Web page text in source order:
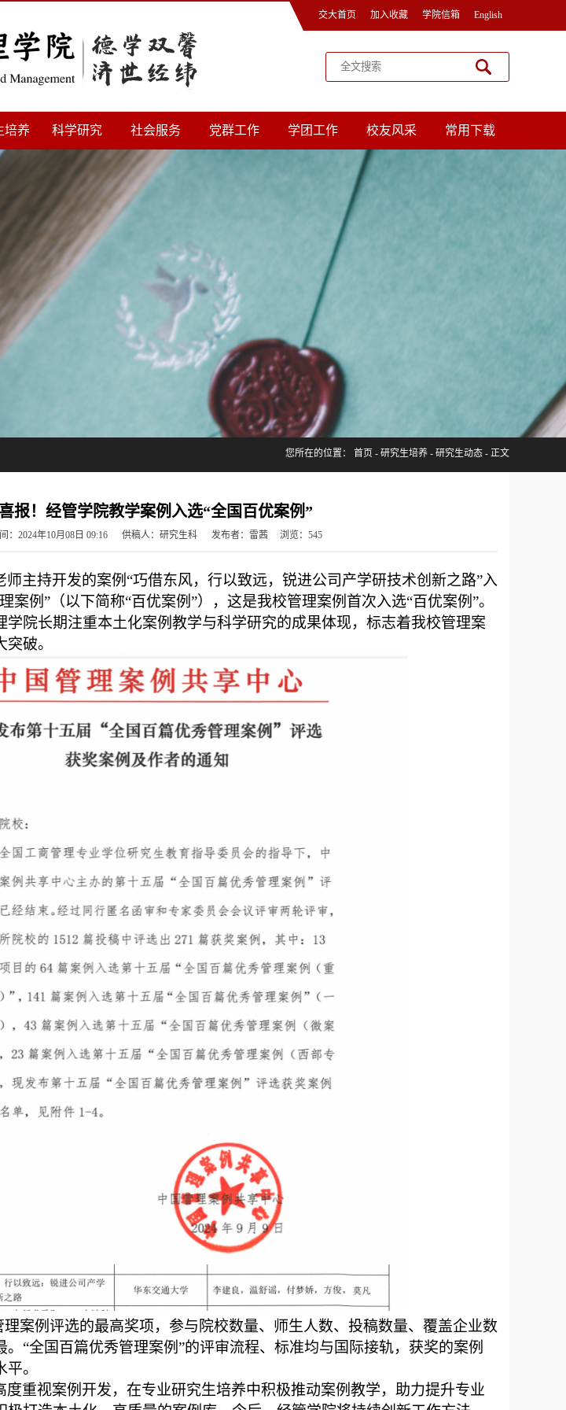
交大首页 加入收藏 学院信箱 English
培养 科学研究 社会服务 党群工作 学团工作 校友风采 常用下载
您所在的位置： 首页 - 研究生培养 - 研究生动态 - 正文
喜报！经管学院教学案例入选“全国百优案例”
：2024年10月08日 09:16 供稿人：研究生科 发布者：雷茜 浏览： 545
师主持开发的案例 “巧借东风，行以致远，锐进公司产学研技术创新之路”入
案例”（以下简称“百优案例”），这是我校管理案例首次入选“百优案例”。
学院长期注重本土化案例教学与科学研究的成果体现，标志着我校管理案
破。
理案例评选的最高奖项，参与院校数量、师生人数、投稿数量、覆盖企业数
“全国百篇优秀管理案例”的评审流程、标准均与国际接轨，获奖的案例
。
度重视案例开发，在专业研究生培养中积极推动案例教学，助力提升专业